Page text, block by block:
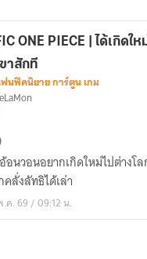
ONE PIECE | ได้เกิดใ
าสักที
นฟิคนิยาย การ์ตูน เกม
นวอนอยากเกิดใหม่ไปต่างโ
ลั่งลัทธิได้เล่า
ค. 69 / 09:12 น.